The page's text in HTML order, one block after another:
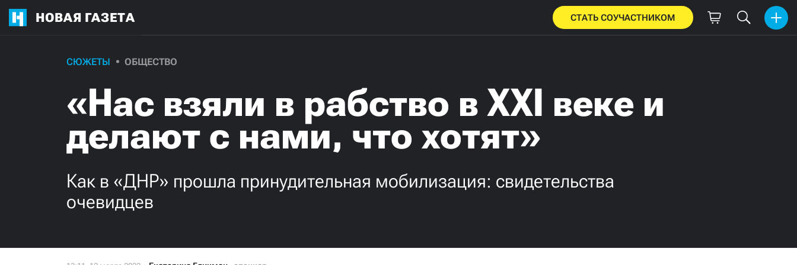
НОВАЯ ГАЗЕТА СТАТЬ СОУЧАСТНИКОМ
СЮЖЕТЫ ОБЩЕСТВО
«Нас взяли в рабство в XXI веке и
делают с нами, что хотят»
Как в «ДНР» прошла принудительная мобилизация: свидетельства
очевидцев